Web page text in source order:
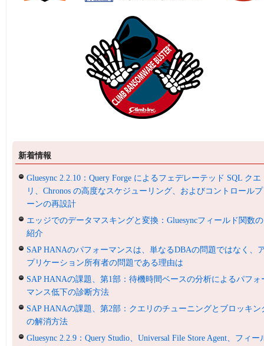
新着情報
Gluesync 2.2.10：Query Forge によるフェデレーテッド SQL クエ
リ、Chronos の高度なスケジューリング、およびコントロール
ーンの再設計
エッジでのデータマスキングと変換：Gluesyncフィールド関数の
紹介
SAP HANAのパフォーマンスは、単なるDBAの問題ではなく、
プリケーション所有者の問題である理由は
SAP HANAの課題、第1部：待機時間ベースの分析によるパフォ
マンス低下の診断方法
SAP HANAの課題、第2部：クエリのチューニングとブロッキン
の解消方法
Gluesync 2.2.9：Query Studio、Universal File Store Agent、フィー